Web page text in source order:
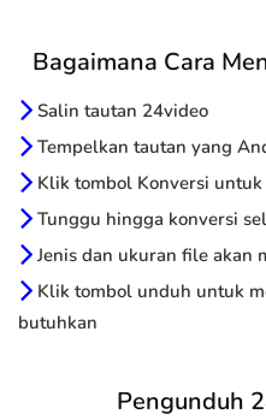
Bagaimana Cara
Salin tautan 24video
Tempelkan tautan yang
Klik tombol Konversi
Tunggu hingga konversi
Jenis dan ukuran file akan
Klik tombol unduh untuk
butuhkan
Pengunduh